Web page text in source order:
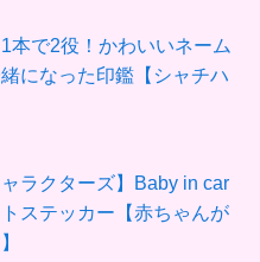
1本で2役！かわいいネーム
になった印鑑【シャチハ
ャラクターズ】Baby in car
ステッカー【赤ちゃんが